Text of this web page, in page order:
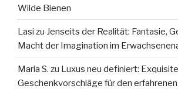
Wilde Bienen
Lasi zu Jenseits der Realität: Fantasie,
Macht der Imagination im
Maria S. zu Luxus neu definiert: Exquisite
Geschenkvorschläge für den